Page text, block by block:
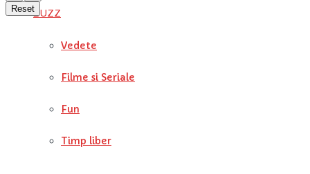
BUZZ
Vedete
Filme si Seriale
Fun
Timp liber
Reset